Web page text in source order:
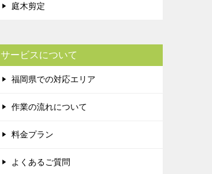
庭木剪定
サービスについて
福岡県での対応エリア
作業の流れについて
料金プラン
よくあるご質問